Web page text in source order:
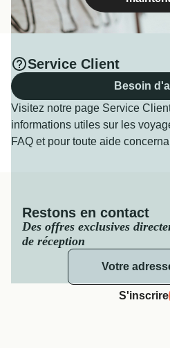
Service Client
Visitez notre page Service
informations utiles sur les
FAQ et pour toute aide
Besoin
Restons en contact
Des offres exclusives
de réception
S'inscrire